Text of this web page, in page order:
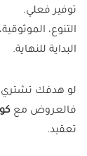
توفير فعلي.
التنوع،
البداية للنهاية.
لو هدفك تشتري
فالعروض مع
تعقيد.